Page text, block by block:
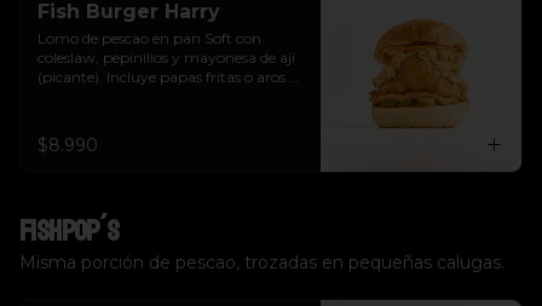
Fish Burger Harry
Lomo de pescao en pan Soft con
coleslaw, pepinillos y mayonesa de ají
(picante). Incluye papas fritas o aros de
$8.990
FishPop´s
Misma porción de pescao, trozadas en pequeñas calugas.